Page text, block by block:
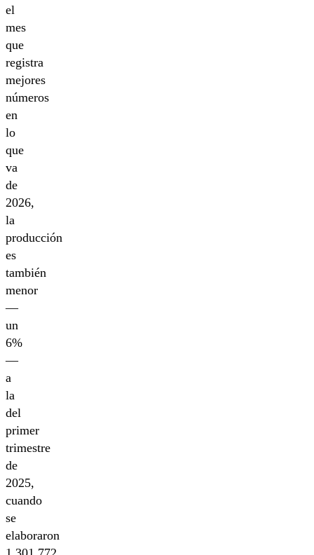
el
mes
que
registra
mejores
números
en
lo
que
va
de
2026,
la
producción
es
también
menor
—
un
6%
—
a
la
del
primer
trimestre
de
2025,
cuando
se
elaboraron